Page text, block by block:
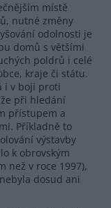
místě
nutné změny
odolnosti je
domů s většími
poldrů i celé
kraje či státu.
i v boji proti
při hledání
přístupem a
Příkladně to
výstavby
k obrovským
než v roce 1997),
dosud ani